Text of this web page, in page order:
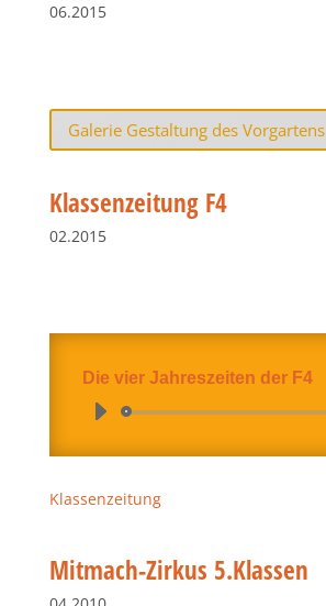
06.2015
Galerie Gestaltung des Vorgartens
Klassenzeitung F4
02.2015
Die vier Jahreszeiten der F4
Audio-
Klassenzeitung
Mitmach-Zirkus 5.Klassen